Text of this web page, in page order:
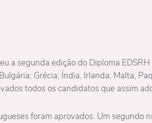
a segunda edição do Diploma
Grécia; Índia, Irlanda; Malta,
todos os candidatos que assim
foram aprovados. Um segundo